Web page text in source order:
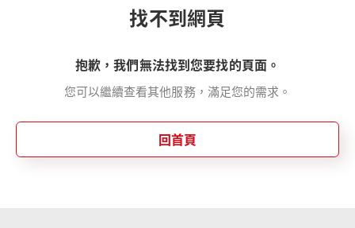
找不到網頁
抱歉，我們無法找到您要找的頁面。
您可以繼續查看其他服務，滿足您的需求。
回首頁